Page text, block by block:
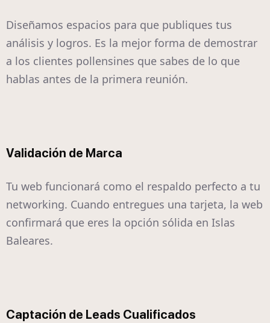
Diseñamos espacios para que publiques tus
análisis y logros. Es la mejor forma de demostrar
a los clientes pollensines que sabes de lo que
hablas antes de la primera reunión.
Validación de Marca
Tu web funcionará como el respaldo perfecto a tu
networking. Cuando entregues una tarjeta, la web
confirmará que eres la opción sólida en Islas
Baleares.
Captación de Leads Cualificados